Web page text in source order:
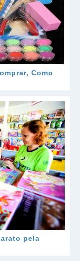
Como
pela